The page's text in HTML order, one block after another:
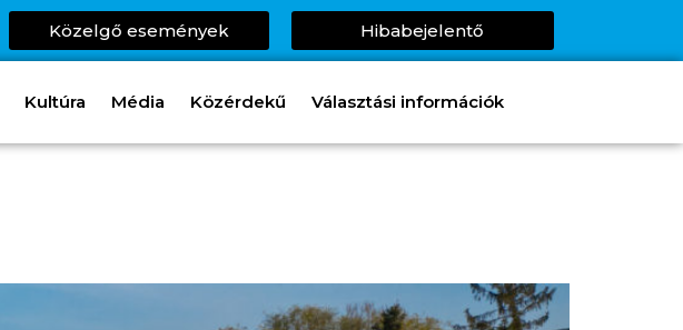
Közelgő események Hibabejelentő
Kultúra Média Közérdekű Választási információk